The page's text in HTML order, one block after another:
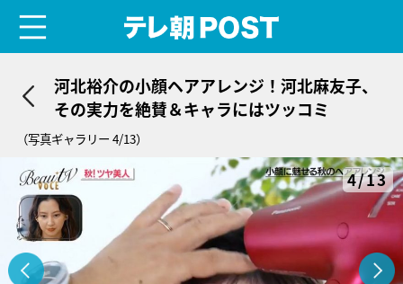
河北裕介の小顔ヘアアレンジ！河北麻友子、
その実力を絶賛＆キャラにはツッコミ
（写真ギャラリー 4/13）
4/13